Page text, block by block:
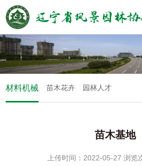
材料机械 苗木花卉 园林人才
苗木基地
上传时间：2022-05-27 浏览